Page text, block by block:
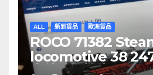
ALL 新到貨品 歐洲貨品
ROCO 71382
locomotive 38
音效噴煙機車